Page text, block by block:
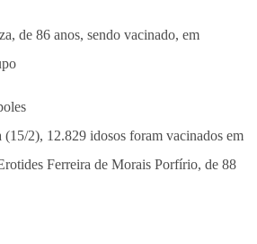
de 86 anos, sendo vacinado, em